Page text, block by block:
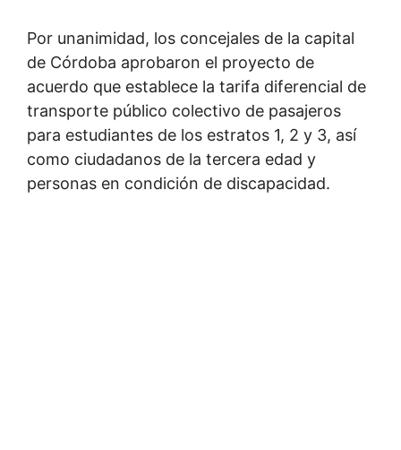
Por unanimidad, los concejales de la capital
de Córdoba aprobaron el proyecto de
acuerdo que establece la tarifa diferencial de
transporte público colectivo de pasajeros
para estudiantes de los estratos 1, 2 y 3, así
como ciudadanos de la tercera edad y
personas en condición de discapacidad.